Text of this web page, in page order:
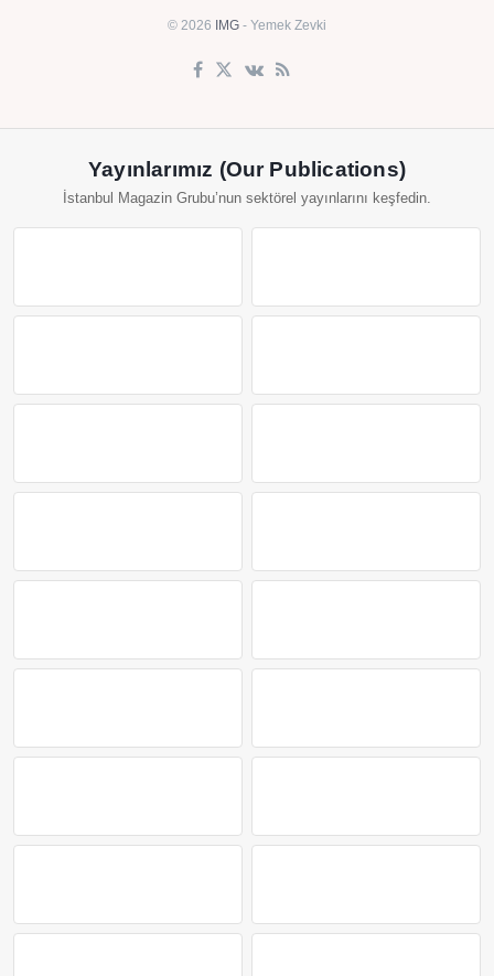
© 2026 IMG - Yemek Zevki
Yayınlarımız (Our Publications)
İstanbul Magazin Grubu’nun sektörel yayınlarını keşfedin.